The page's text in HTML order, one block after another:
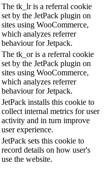
The tk_lr is a referral cookie
set by the JetPack plugin on
sites using WooCommerce,
which analyzes referrer
behaviour for Jetpack.
The tk_or is a referral cookie
set by the JetPack plugin on
sites using WooCommerce,
which analyzes referrer
behaviour for Jetpack.
JetPack installs this cookie to
collect internal metrics for user
activity and in turn improve
user experience.
JetPack sets this cookie to
record details on how user's
use the website.